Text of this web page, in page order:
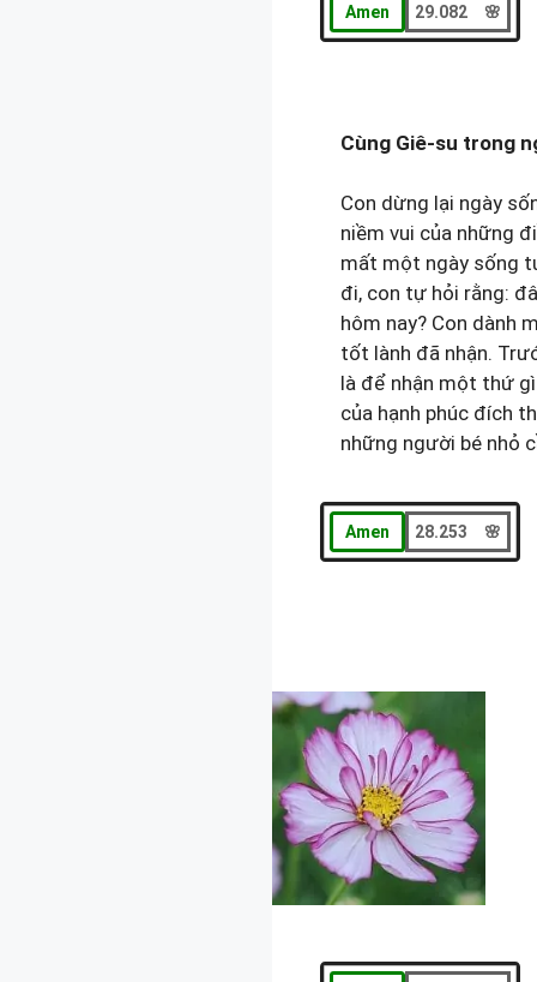
Amen 29.082 🌸
Cùng Giê-su trong
Con dừng lại ngày
niềm vui của những
mất một ngày sống
đi, con tự hỏi rằng:
hôm nay? Con dành
tốt lành đã nhận.
là để nhận một thứ
của hạnh phúc đích
những người bé nhỏ
Amen 28.253 🌸